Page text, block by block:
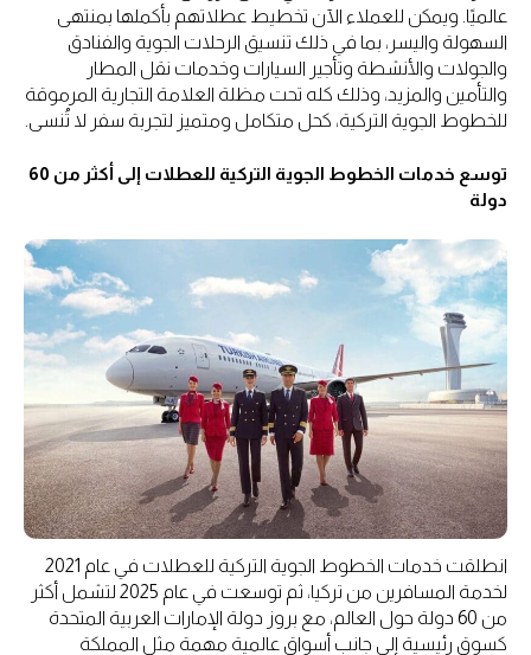
عالميًا. ويمكن للعملاء الآن تخطيط عطلاتهم بأكملها بمنتهى
السهولة واليسر، بما في ذلك تنسيق الرحلات الجوية والفنادق
والجولات والأنشطة وتأجير السيارات وخدمات نقل المطار
والتأمين والمزيد، وذلك كله تحت مظلة العلامة التجارية المرموقة
للخطوط الجوية التركية، كحل متكامل ومتميز لتجربة سفر لا تُنسى.
توسع خدمات الخطوط الجوية التركية للعطلات إلى أكثر من 60
دولة
انطلقت خدمات الخطوط الجوية التركية للعطلات في عام 2021
لخدمة المسافرين من تركيا، ثم توسعت في عام 2025 لتشمل أكثر
من 60 دولة حول العالم، مع بروز دولة الإمارات العربية المتحدة
كسوق رئيسية إلى جانب أسواق عالمية مهمة مثل المملكة